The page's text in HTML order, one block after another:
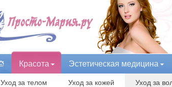
Красота Эстетическая медицина
Уход за телом Уход за кожей Уход за